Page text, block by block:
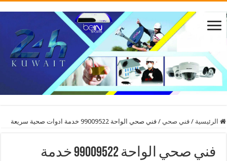
الرئيسية / فني صحي / فني صحي الواحة 99009522 خدمة ادوات صحية سريعة
فني صحي الواحة 99009522 خدمة